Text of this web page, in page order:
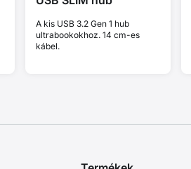
A kis USB 3.2 Gen 1 hub
ultrabookokhoz. 14 cm-es
kábel.